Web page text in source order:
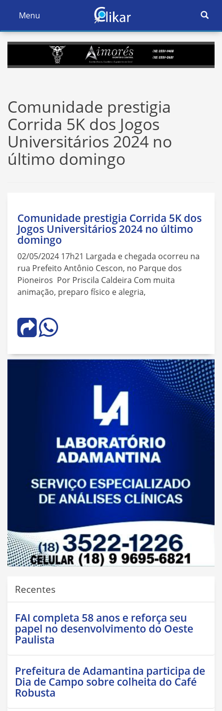
Ativar
Navegação
Menu
Ativar
Comunidade prestigia
Corrida 5K dos Jogos
Universitários 2024 no
último domingo
Comunidade prestigia Corrida 5K dos
Jogos Universitários 2024 no último
domingo
02/05/2024 17h21 Largada e chegada ocorreu na
rua Prefeito Antônio Cescon, no Parque dos
Pioneiros Por Priscila Caldeira Com muita
animação, preparo físico e alegria,
Recentes
FAI completa 58 anos e reforça seu
papel no desenvolvimento do Oeste
Paulista
Prefeitura de Adamantina participa de
Dia de Campo sobre colheita do Café
Robusta